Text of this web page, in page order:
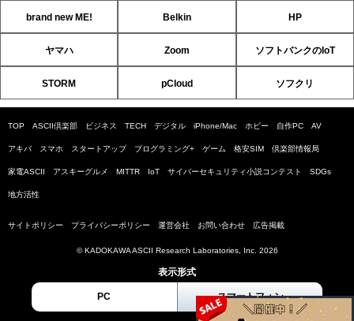
brand new ME! Belkin HP
ヤマハ Zoom ソフトバンクのIoT
STORM pCloud ソフクリ
TOP ASCII倶楽部 ビジネス TECH デジタル iPhone/Mac ホビー 自作PC AV
アキバ スマホ スタートアップ プログラミング+ ゲーム 格安SIM 倶楽部情報局
家電ASCII アスキーグルメ MITTR IoT サイバーセキュリティ小説コンテスト SDGs
地方活性
サイトポリシー プライバシーポリシー 運営会社 お問い合わせ 広告掲載
© KADOKAWA ASCII Research Laboratories, Inc. 2026
表示形式
PC スマートフォン